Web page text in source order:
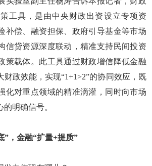
工具，是由中央财政出资设立专项资
补偿、融资担保、政府引导基金等市场
信贷资源深度联动，精准支持民间投资
策载体。此工具通过财政增信降低金融
财政效能，实现“1+1>2”的协同效应，既
化对重点领域的精准滴灌，同时向市场
明确信号。
，金融“扩量+提质”